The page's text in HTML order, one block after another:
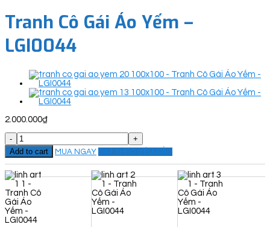
Tranh Cô Gái Áo Yếm –
LGI0044
2.000.000₫
Tranh
Cô
Gái
Áo
Yếm
-
LGI0044
quantity
Add to cart MUA NGAY ĐẶT THEO YÊU CẦU